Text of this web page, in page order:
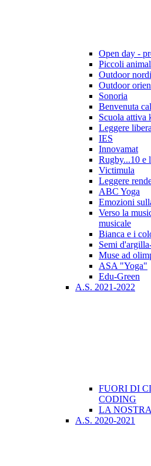
Open day -
Piccoli
Outdoor
Outdoor
Sonoria
Benvenuta
Scuola attiva
Leggere
IES
Innovamat
Rugby...10 e
Victimula
Leggere
ABC Yoga
Emozioni
Verso la
musicale
Bianca e i
Semi
Muse ad
ASA "Yoga"
Edu-Green
A.S. 2021-2022
FUORI DI
CODING
LA
A.S. 2020-2021